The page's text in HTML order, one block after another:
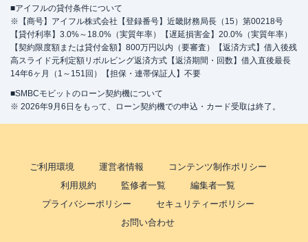
■アイフルの貸付条件について
※【商号】アイフル株式会社【登録番号】近畿財務局長（15）第00218号
【貸付利率】3.0%～18.0%（実質年率）【遅延損害金】20.0%（実質年率）
【契約限度額または貸付金額】800万円以内（要審査）【返済方式】借入後残
高スライド元利定額リボルビング返済方式【返済期間・回数】借入直後最長
14年6ヶ月（1～151回）【担保・連帯保証人】不要
■SMBCモビットのローン契約機について
※ 2026年9月6日をもって、ローン契約機での申込・カード受取は終了。
ご利用環境 運営者情報
コンテンツ制作ポリシー
利用規約
監修者一覧
編集者一覧
プライバシーポリシー
セキュリティーポリシー
お問い合わせ